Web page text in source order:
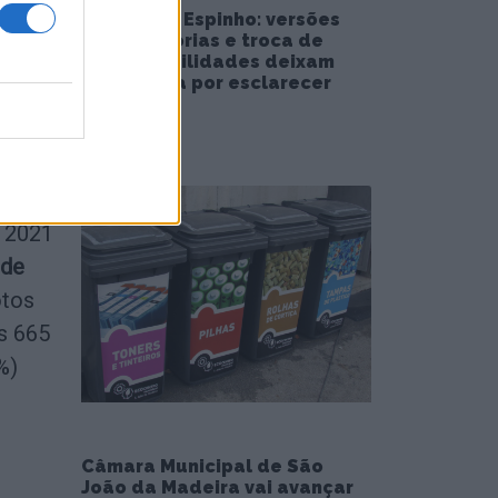
665
Piscina de Espinho: versões
contraditórias e troca de
responsabilidades deixam
reabertura por esclarecer
Câmara Municipal de São
João da Madeira vai avançar